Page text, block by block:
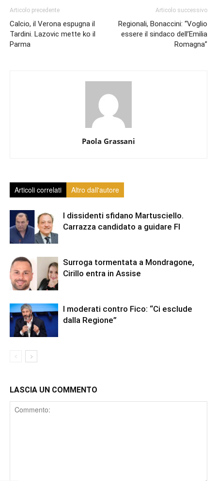
Articolo precedente
Calcio, il Verona espugna il
Tardini. Lazovic mette ko il
Parma
Articolo successivo
Regionali, Bonaccini: “Voglio
essere il sindaco dell’Emilia
Romagna”
Paola Grassani
Articoli correlati Altro dall'autore
I dissidenti sfidano Martusciello.
Carrazza candidato a guidare FI
Surroga tormentata a Mondragone,
Cirillo entra in Assise
I moderati contro Fico: “Ci esclude
dalla Regione”
LASCIA UN COMMENTO
Comment